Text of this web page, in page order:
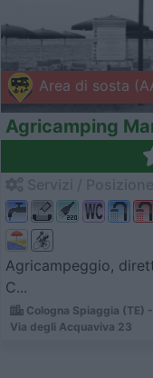
Area di sosta
Agricamping
Agricampeggio,
C...
Cologna Spiaggia (TE)
Via degli Acquaviva 23